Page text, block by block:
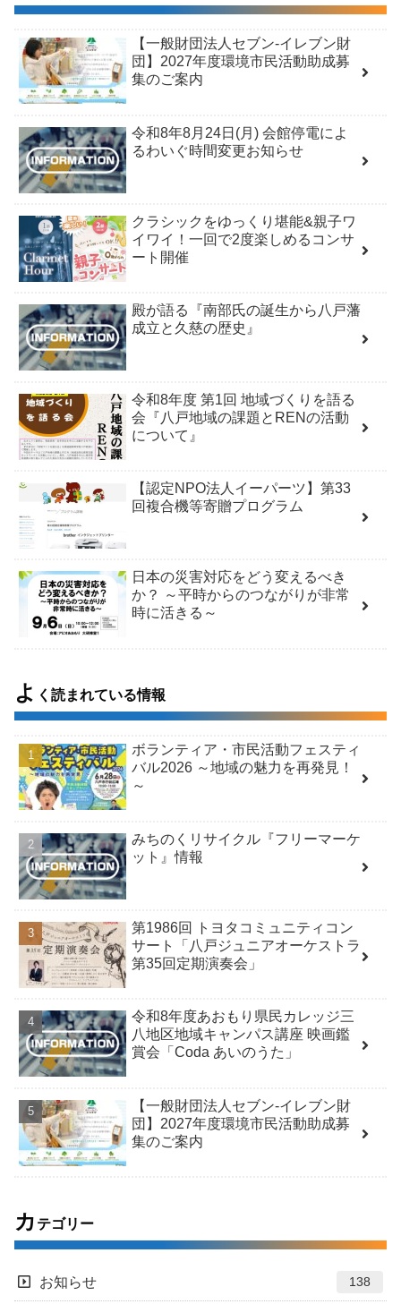
【一般財団法人セブン-イレブン財
団】2027年度環境市民活動助成募
集のご案内
令和8年8月24日(月) 会館停電によ
るわいぐ時間変更お知らせ
クラシックをゆっくり堪能&親子ワ
イワイ！一回で2度楽しめるコンサ
ート開催
殿が語る『南部氏の誕生から八戸藩
成立と久慈の歴史』
令和8年度 第1回 地域づくりを語る
会『八戸地域の課題とRENの活動
について』
【認定NPO法人イーパーツ】第33
回複合機等寄贈プログラム
日本の災害対応をどう変えるべき
か？ ～平時からのつながりが非常
時に活きる～
よ く読まれている情報
ボランティア・市民活動フェスティ
バル2026 ～地域の魅力を再発見！
～
みちのくリサイクル『フリーマーケ
ット』情報
第1986回 トヨタコミュニティコン
サート「八戸ジュニアオーケストラ
第35回定期演奏会」
令和8年度あおもり県民カレッジ三
八地区地域キャンパス講座 映画鑑
賞会「Coda あいのうた」
【一般財団法人セブン-イレブン財
団】2027年度環境市民活動助成募
集のご案内
カ テゴリー
お知らせ 138